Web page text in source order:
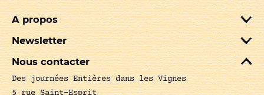
A propos
Newsletter
Nous contacter
Des journées Entières dans les Vignes